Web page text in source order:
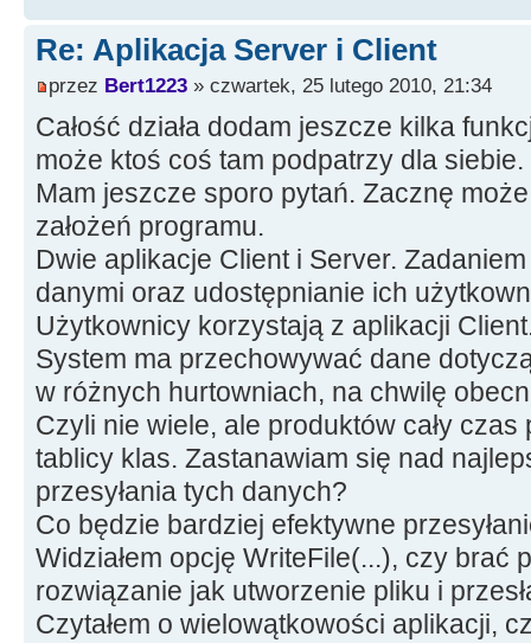
Re: Aplikacja Server i Client
przez Bert1223 » czwartek, 25 lutego 2010, 21:34
Całość działa dodam jeszcze kilka
może ktoś coś tam podpatrzy dla siebie.
Mam jeszcze sporo pytań. Zacznę
założeń programu.
Dwie aplikacje Client i Server.
danymi oraz udostępnianie ich
Użytkownicy korzystają z aplikacji
System ma przechowywać dane
w różnych hurtowniach, na chwilę
Czyli nie wiele, ale produktów cały
tablicy klas. Zastanawiam się nad
przesyłania tych danych?
Co będzie bardziej efektywne
Widziałem opcję WriteFile(...), czy brać
rozwiązanie jak utworzenie pliku i
Czytałem o wielowątkowości aplikacji,